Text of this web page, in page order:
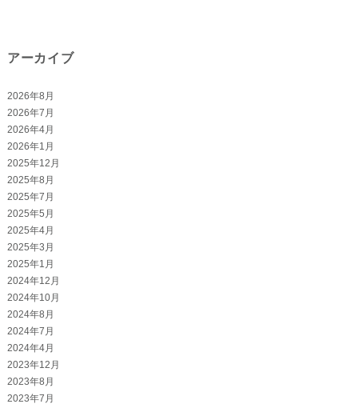
アーカイブ
2026年8月
2026年7月
2026年4月
2026年1月
2025年12月
2025年8月
2025年7月
2025年5月
2025年4月
2025年3月
2025年1月
2024年12月
2024年10月
2024年8月
2024年7月
2024年4月
2023年12月
2023年8月
2023年7月